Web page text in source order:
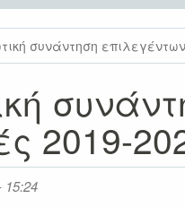
συνάντηση
2019-
15:24